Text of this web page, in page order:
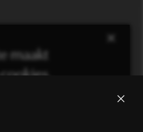
×
maakt
om inhoud en